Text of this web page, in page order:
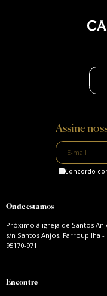
Assine
Concordo
Onde estamos
Próximo à igreja de Santos
s/n Santos Anjos, Farroupilha -
95170-971
Encontre